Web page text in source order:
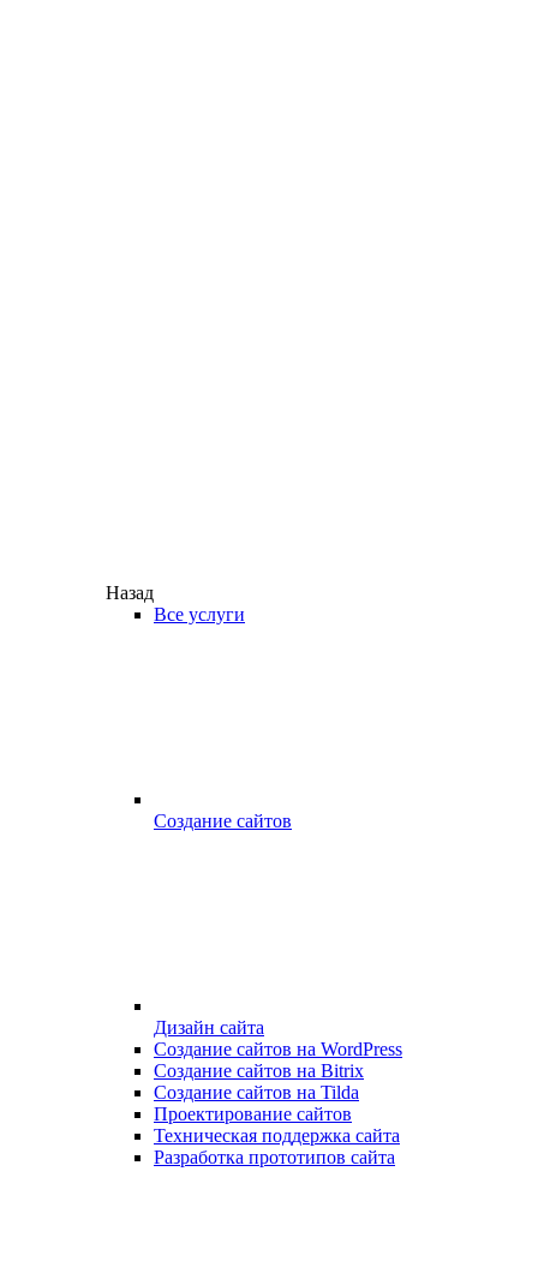
Назад
Все услуги
Создание сайтов
Дизайн сайта
Создание сайтов на WordPress
Создание сайтов на Bitrix
Создание сайтов на Tilda
Проектирование сайтов
Техническая поддержка сайта
Разработка прототипов сайта